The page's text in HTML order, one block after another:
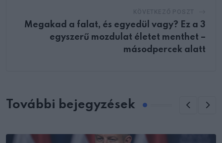
Megakad a falat, és egyedül vagy? Ez a 3
egyszerű mozdulat életet menthet –
másodpercek alatt
További bejegyzések